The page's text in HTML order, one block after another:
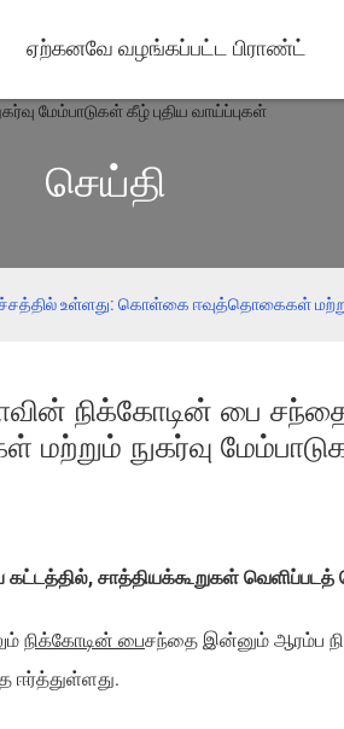
ஏற்கனவே வழங்கப்பட்ட பிராண்ட்
செய்தி
உள்ளது: கொள்கை ஈவுத்தொகைகள் மற்றும்
நிக்கோடின் பை
நுகர்வு
கட்டத்தில், சாத்தியக்கூறுகள்
நிக்கோடின் பைசந்தை இன்னும் ஆரம்ப